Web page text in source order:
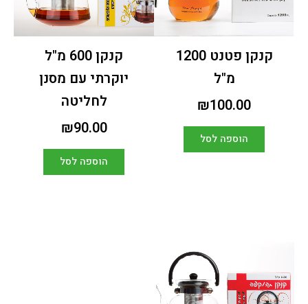
קנקן פטנט 1200
מ"ל
₪100.00
הוספה לסל
קנקן 600 מ"ל
יוקרתי עם מסנן
לחליטה
₪90.00
הוספה לסל